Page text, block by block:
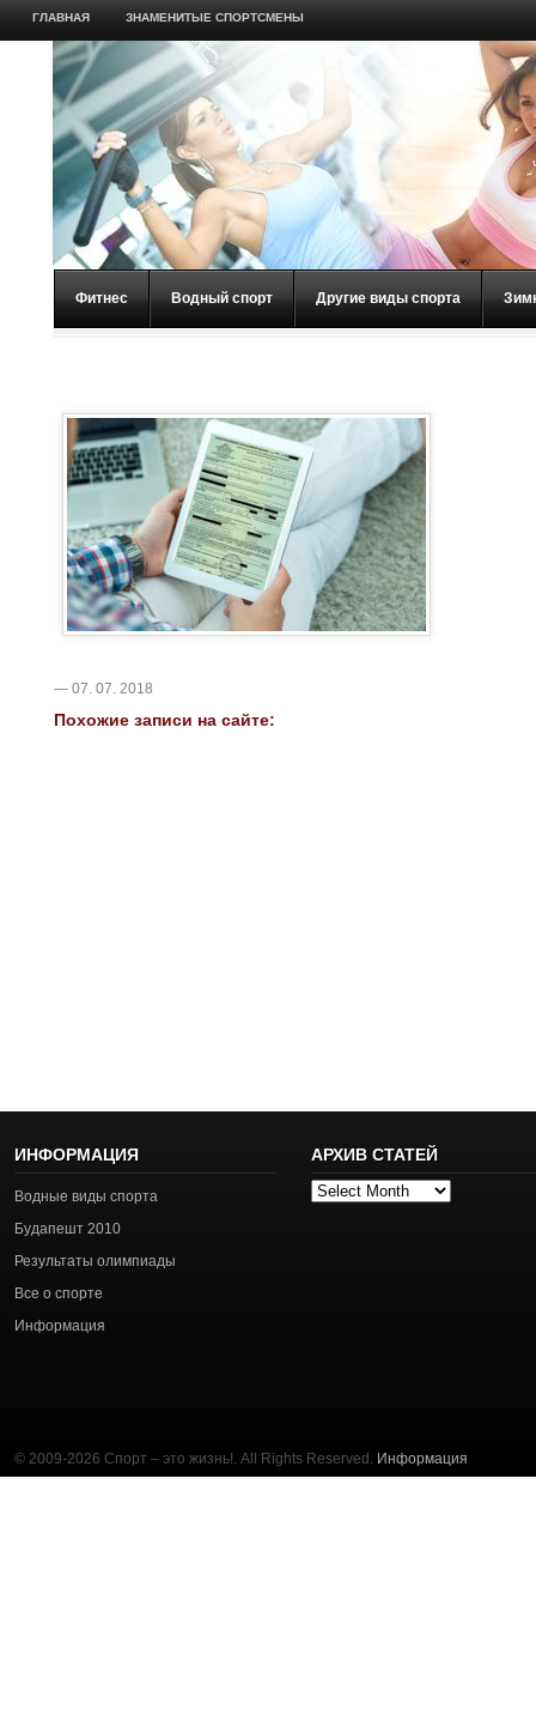
ГЛАВНАЯ ЗНАМЕНИТЫЕ СПОРТСМЕНЫ
Фитнес Водный спорт Другие виды спорта
— 07. 07. 2018
Похожие записи на сайте:
ИНФОРМАЦИЯ
Водные виды спорта
Будапешт 2010
Результаты олимпиады
Все о спорте
Информация
АРХИВ СТАТЕЙ
Архив
© 2009-2026 Спорт – это жизнь!. All Rights Reserved. Информация